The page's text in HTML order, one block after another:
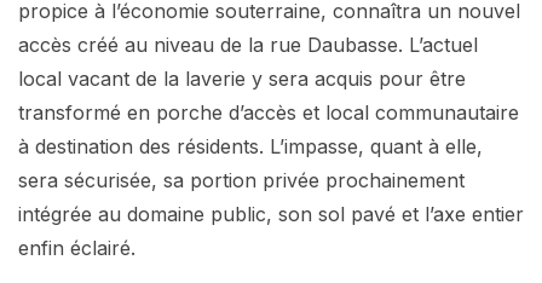
propice à l’économie souterraine, connaîtra un nouvel
accès créé au niveau de la rue Daubasse. L’actuel
local vacant de la laverie y sera acquis pour être
transformé en porche d’accès et local communautaire
à destination des résidents. L’impasse, quant à elle,
sera sécurisée, sa portion privée prochainement
intégrée au domaine public, son sol pavé et l’axe entier
enfin éclairé.